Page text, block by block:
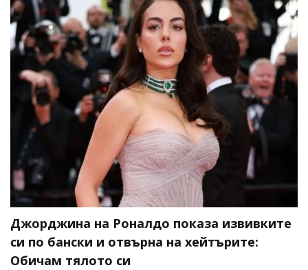
Джорджина на Роналдо показа извивките
си по бански и отвърна на хейтърите:
Обичам тялото си